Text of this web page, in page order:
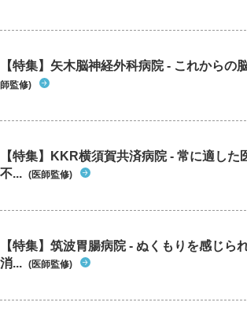
【特集】矢木脳神経外科病院 - これから
師監修)
【特集】KKR横須賀共済病院 - 常に適し
不... (医師監修)
【特集】筑波胃腸病院 - ぬくもりを感じ
消... (医師監修)